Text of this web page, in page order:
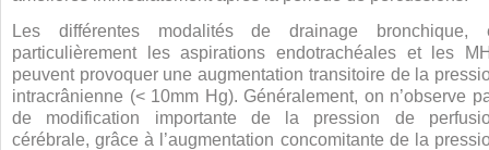
Les différentes modalités de drainage bronchique,
particulièrement les aspirations endotrachéales et les
peuvent provoquer une augmentation transitoire de la
intracrânienne (< 10mm Hg). Généralement, on n’observe
de modification importante de la pression de
cérébrale, grâce à l’augmentation concomitante de la